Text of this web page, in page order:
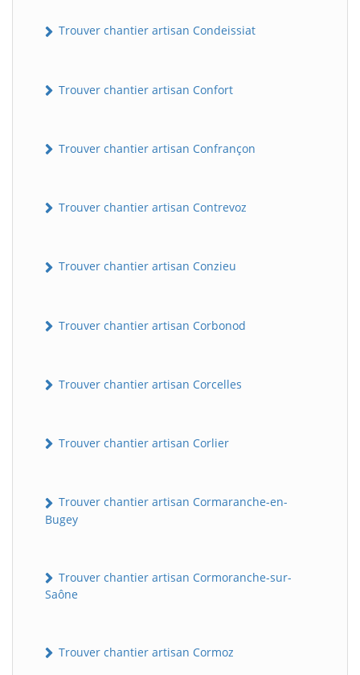
Trouver chantier artisan Condeissiat
Trouver chantier artisan Confort
Trouver chantier artisan Confrançon
Trouver chantier artisan Contrevoz
Trouver chantier artisan Conzieu
Trouver chantier artisan Corbonod
Trouver chantier artisan Corcelles
Trouver chantier artisan Corlier
Trouver chantier artisan Cormaranche-en-
Bugey
Trouver chantier artisan Cormoranche-sur-
Saône
Trouver chantier artisan Cormoz
BatiWebPro
Assistant en ligne